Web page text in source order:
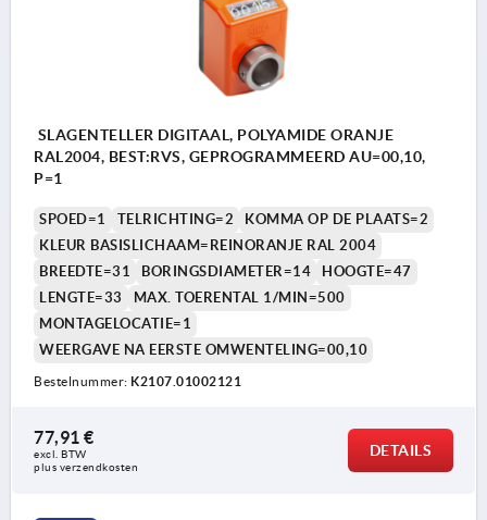
SLAGENTELLER DIGITAAL, POLYAMIDE ORANJE
RAL2004, BEST:RVS, GEPROGRAMMEERD AU=00,10,
P=1
SPOED=1 TELRICHTING=2
KOMMA OP DE PLAATS=2
KLEUR BASISLICHAAM=REINORANJE RAL 2004
BREEDTE=31
BORINGSDIAMETER=14
HOOGTE=47
LENGTE=33
MAX. TOERENTAL 1/MIN=500
MONTAGELOCATIE=1
WEERGAVE NA EERSTE OMWENTELING=00,10
Bestelnummer: K2107.01002121
77,91 €
excl. BTW
plus verzendkosten
DETAILS